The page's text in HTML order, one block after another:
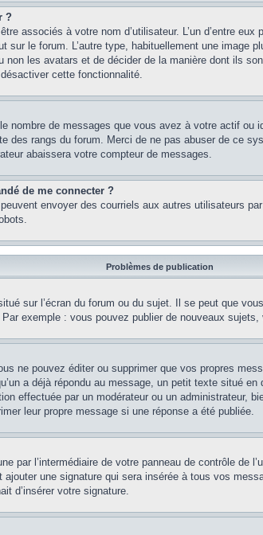
?
associés à votre nom d’utilisateur. L’un d’entre
le forum. L’autre type, habituellement une image
non les avatars et de décider de la manière dont ils
cette fonctionnalité.
nombre de messages que vous avez à votre actif
rangs du forum. Merci de ne pas abuser de ce
abaissera votre compteur de messages.
de me connecter ?
envoyer des courriels aux autres utilisateurs
Problèmes de publication
sur l’écran du forum ou du sujet. Il se peut que
exemple : vous pouvez publier de nouveaux
ne pouvez éditer ou supprimer que vos propres
a déjà répondu au message, un petit texte situé
effectuée par un modérateur ou un
leur propre message si une réponse a été publiée.
par l’intermédiaire de votre panneau de contrôle de
une signature qui sera insérée à tous vos
d’insérer votre signature.